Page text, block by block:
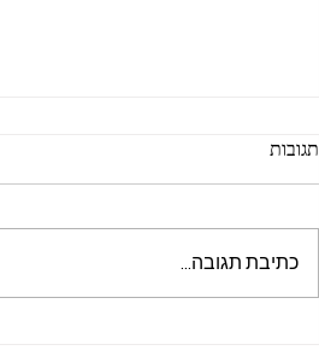
תגובות
כתיבת תגובה...